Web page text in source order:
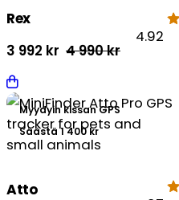
Rex
4 990kr
Alkuperäinen
hinta
oli:
990 kr.
3 992 kr
Nykyinen
hinta
on:
992 kr.
4.92
Atto
Myydyin kissan GPS
Säästä 1 400 kr